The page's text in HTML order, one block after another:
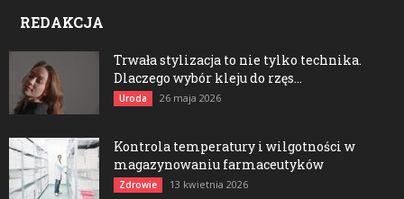
REDAKCJA
Trwała stylizacja to nie tylko technika.
Dlaczego wybór kleju do rzęs...
Uroda 26 maja 2026
Kontrola temperatury i wilgotności w
magazynowaniu farmaceutyków
Zdrowie 13 kwietnia 2026